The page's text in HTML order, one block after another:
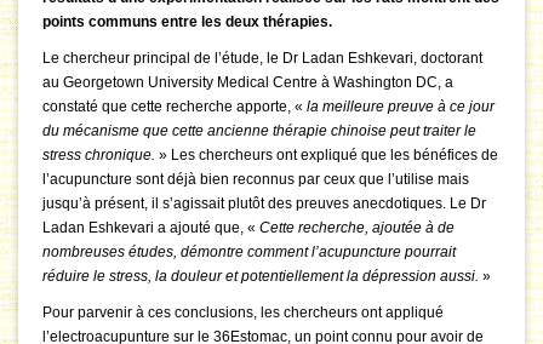
points communs entre les deux thérapies.
Le chercheur principal de l’étude, le Dr Ladan Eshkevari, doctorant
au Georgetown University Medical Centre à Washington DC, a
constaté que cette recherche apporte, « la meilleure preuve à ce jour
du mécanisme que cette ancienne thérapie chinoise peut traiter le
stress chronique. » Les chercheurs ont expliqué que les bénéfices de
l’acupuncture sont déjà bien reconnus par ceux que l’utilise mais
jusqu’à présent, il s’agissait plutôt des preuves anecdotiques. Le Dr
Ladan Eshkevari a ajouté que, « Cette recherche, ajoutée à de
nombreuses études, démontre comment l’acupuncture pourrait
réduire le stress, la douleur et potentiellement la dépression aussi. »
Pour parvenir à ces conclusions, les chercheurs ont appliqué
l’electroacupunture sur le 36Estomac, un point connu pour avoir de